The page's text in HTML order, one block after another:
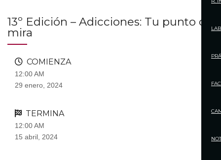
13º Edición – Adicciones: Tu punto de
mira
COMIENZA
12:00 AM
29 enero, 2024
TERMINA
12:00 AM
15 abril, 2024
o
: